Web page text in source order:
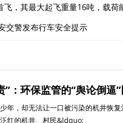
飞，其最大起飞重量16吨，载
交警发布行车安全提示
”：环保监管的“舆论倒逼
，却无法让一口被污染的机井恢
红的机井、村民&ldquo;